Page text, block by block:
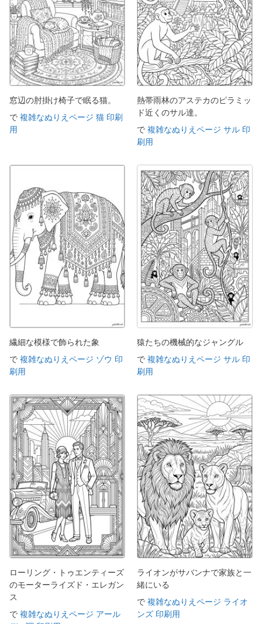
窓辺の肘掛け椅子で眠る猫。
で 複雑なぬりえページ 猫 印刷
用
熱帯雨林のアステカのピラミッ
ド近くのサル達。
で 複雑なぬりえページ サル 印
刷用
繊細な模様で飾られた象
で 複雑なぬりえページ ゾウ 印
刷用
猿たちの機械的なジャングル
で 複雑なぬりえページ サル 印
刷用
ローリング・トゥエンティーズ
のモーターライズド・エレガン
ス
で 複雑なぬりえページ アール
ライオンがサバンナで家族と一
緒にいる
で 複雑なぬりえページ ライオ
ンズ 印刷用